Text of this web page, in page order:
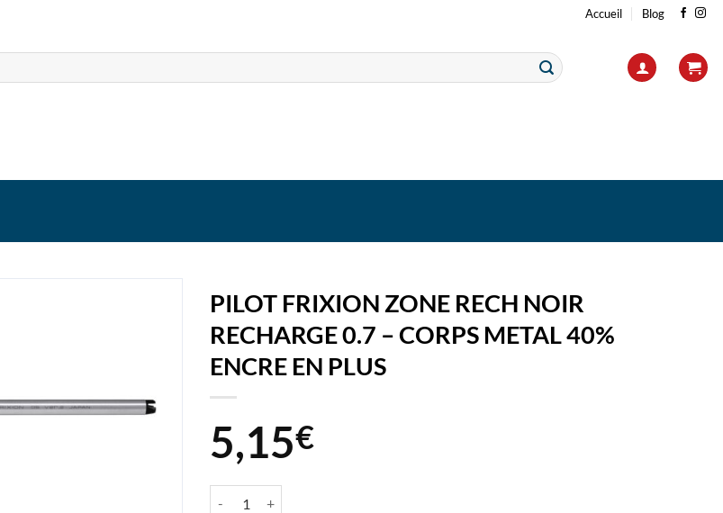
Accueil Blog
PILOT FRIXION ZONE RECH NOIR
RECHARGE 0.7 – CORPS METAL 40%
ENCRE EN PLUS
5,15€